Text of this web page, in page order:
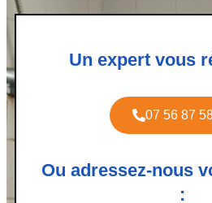
Un expert vous
07 56 87
Ou adressez-nous
: